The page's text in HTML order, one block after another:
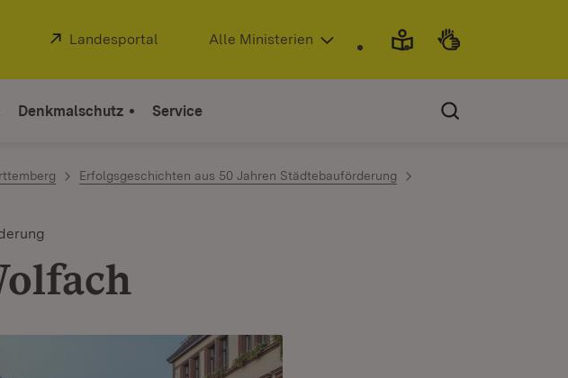
Extern:
Landesportal (Öffnet in neuem Fenster)
Alle Ministerien
Denkmalschutz Service
Erfolgsgeschichten aus 50 Jahren Städtebauförderung